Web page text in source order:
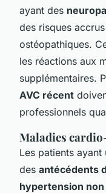
ayant des
des risques
ostéopathiques.
les réactions aux
supplémentaires.
AVC récent
professionnels
Maladies
Les patients ayant
des antécédents
hypertension